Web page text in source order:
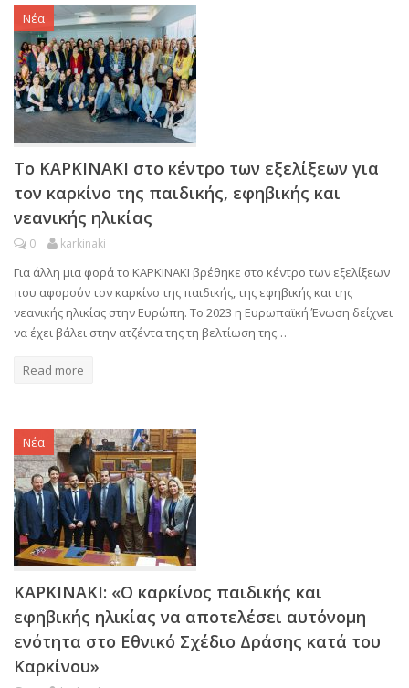
Νέα
Το ΚΑΡΚΙΝΑΚΙ στο κέντρο των εξελίξεων για
τον καρκίνο της παιδικής, εφηβικής και
νεανικής ηλικίας
0 karkinaki
Για άλλη μια φορά το ΚΑΡΚΙΝΑΚΙ βρέθηκε στο κέντρο των εξελίξεων
που αφορούν τον καρκίνο της παιδικής, της εφηβικής και της
νεανικής ηλικίας στην Ευρώπη. Το 2023 η Ευρωπαϊκή Ένωση δείχνει
να έχει βάλει στην ατζέντα της τη βελτίωση της…
Read more
Νέα
ΚΑΡΚΙΝΑΚΙ: «Ο καρκίνος παιδικής και
εφηβικής ηλικίας να αποτελέσει αυτόνομη
ενότητα στο Εθνικό Σχέδιο Δράσης κατά του
Καρκίνου»